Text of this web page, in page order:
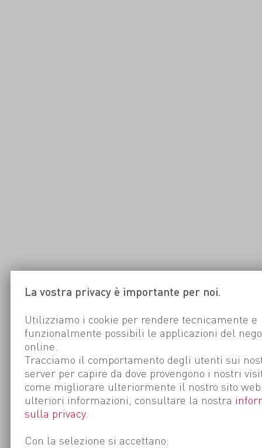
La vostra privacy è importante per noi.
Utilizziamo i cookie per rendere tecnicamente e
funzionalmente possibili le applicazioni del
online.
Tracciamo il comportamento degli utenti sui
server per capire da dove provengono i nostri
come migliorare ulteriormente il nostro sito
ulteriori informazioni, consultare la nostra
sulla privacy.
Con la selezione si accettano: